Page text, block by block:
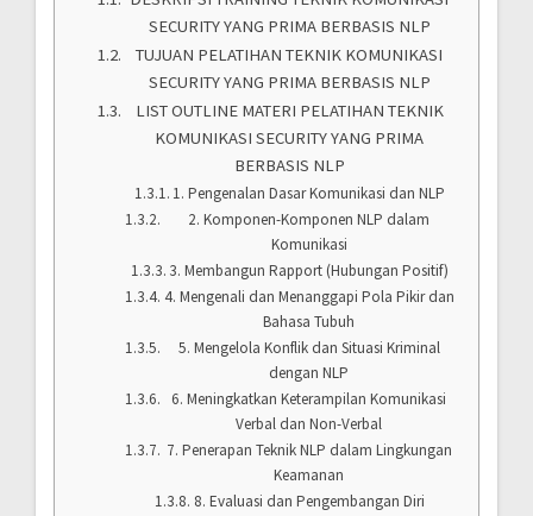
SECURITY YANG PRIMA BERBASIS NLP
TUJUAN PELATIHAN TEKNIK KOMUNIKASI
SECURITY YANG PRIMA BERBASIS NLP
LIST OUTLINE MATERI PELATIHAN TEKNIK
KOMUNIKASI SECURITY YANG PRIMA
BERBASIS NLP
1. Pengenalan Dasar Komunikasi dan NLP
2. Komponen-Komponen NLP dalam
Komunikasi
3. Membangun Rapport (Hubungan Positif)
4. Mengenali dan Menanggapi Pola Pikir dan
Bahasa Tubuh
5. Mengelola Konflik dan Situasi Kriminal
dengan NLP
6. Meningkatkan Keterampilan Komunikasi
Verbal dan Non-Verbal
7. Penerapan Teknik NLP dalam Lingkungan
Keamanan
8. Evaluasi dan Pengembangan Diri